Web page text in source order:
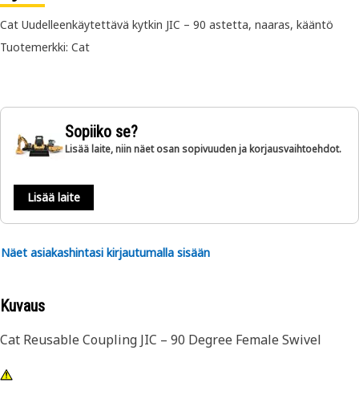
Cat Uudelleenkäytettävä kytkin JIC – 90 astetta, naaras, kääntö
Tuotemerkki: Cat
Sopiiko se?
Lisää laite, niin näet osan sopivuuden ja korjausvaihtoehdot.
Lisää laite
Näet asiakashintasi kirjautumalla sisään
Kuvaus
Cat Reusable Coupling JIC – 90 Degree Female Swivel